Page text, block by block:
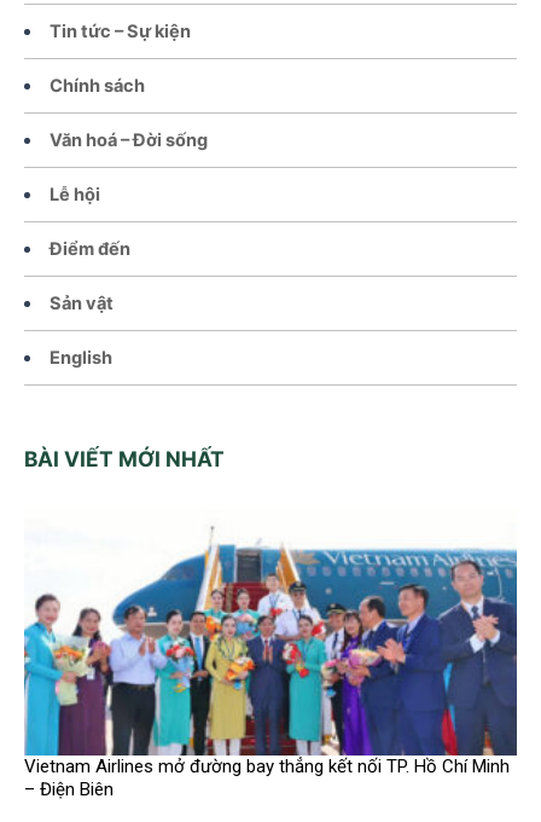
Tin tức – Sự kiện
Chính sách
Văn hoá – Đời sống
Lễ hội
Điểm đến
Sản vật
English
BÀI VIẾT MỚI NHẤT
Vietnam Airlines mở đường bay thẳng kết nối TP. Hồ Chí Minh
– Điện Biên